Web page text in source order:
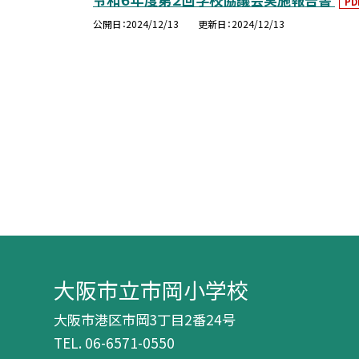
公開日 2024/12/13 更新日 2024/12/13
大阪市立市岡小学校
大阪市港区市岡3丁目2番24号
TEL. 06-6571-0550